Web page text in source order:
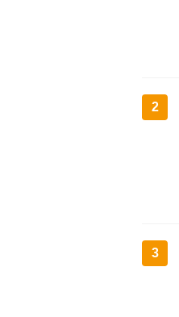
2
3